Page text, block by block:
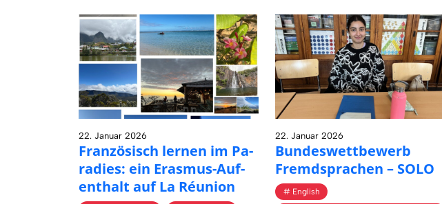
22. Januar 2026
Fran­zö­sisch ler­nen im Pa­
ra­dies: ein Eras­mus-Auf­
ent­halt auf La Ré­uni­on
22. Januar 2026
Bun­des­wett­be­werb
Fremd­spra­chen – SOLO
English